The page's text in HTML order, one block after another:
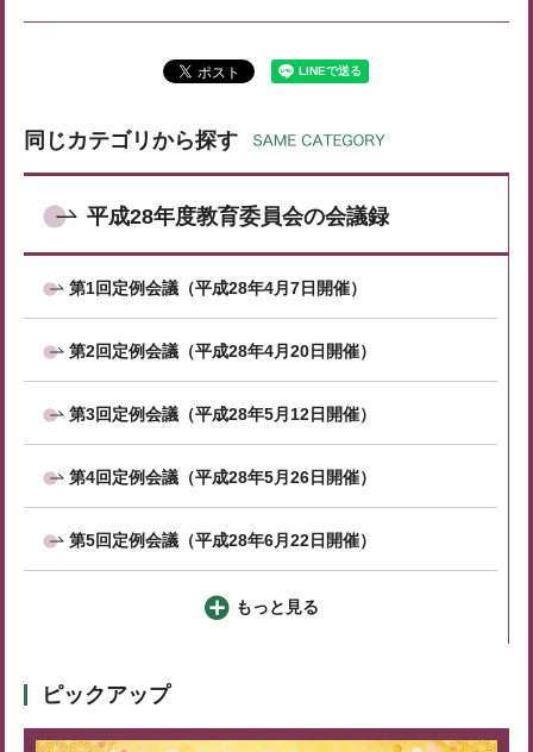
同じカテゴリから探す
平成28年度教育委員会の会議録
第1回定例会議（平成28年4月7日開催）
第2回定例会議（平成28年4月20日開催）
第3回定例会議（平成28年5月12日開催）
第4回定例会議（平成28年5月26日開催）
第5回定例会議（平成28年6月22日開催）
もっと見る
ピックアップ